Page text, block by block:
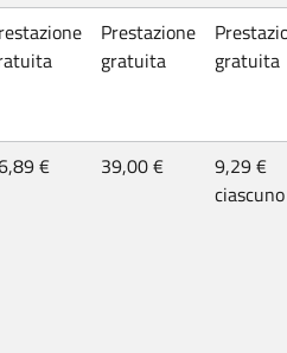
Prestazione
gratuita
gratuita
€ 39,00 €
9,29 €
ciascuno